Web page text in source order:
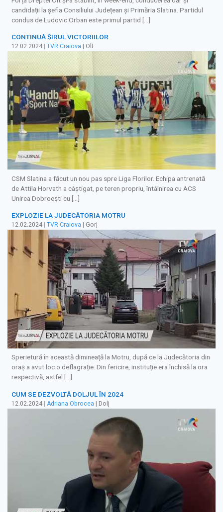
candidații la șefia Consiliului Județean și Primăria Slatina. Partidul
condus de Ludovic Orban este primul partid […]
CONTINUĂ ȘIRUL VICTORIILOR
12.02.2024 TVR Craiova | Olt
CSM Slatina a făcut un nou pas spre Liga Florilor. Echipa antrenată
de Attila Horvath a câștigat, pe teren propriu, întâlnirea cu ACS
Unirea Dobroești cu […]
EXPLOZIE LA JUDECĂTORIA MOTRU
12.02.2024 TVR Craiova | Gorj
Sperietură în această dimineață la Motru, după ce la Judecătoria din
oraș a avut loc o deflagrație. Din fericire, instituție era închisă la ora
respectivă, astfel […]
CUM SE DEZVOLTĂ DOLJUL ÎN 2024
12.02.2024 | Adriana Obrocea | Dolj